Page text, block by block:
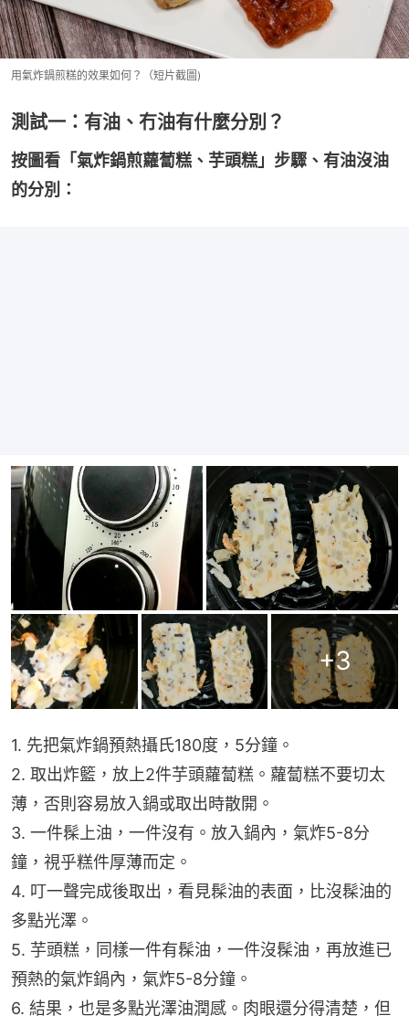
用氣炸鍋煎糕的效果如何？（短片截圖)
測試一：有油、冇油有什麼分別？
按圖看「氣炸鍋煎蘿蔔糕、芋頭糕」步驟、有油沒油
的分別：
+3
1. 先把氣炸鍋預熱攝氏180度，5分鐘。
2. 取出炸籃，放上2件芋頭蘿蔔糕。蘿蔔糕不要切太
薄，否則容易放入鍋或取出時散開。
3. 一件髹上油，一件沒有。放入鍋內，氣炸5-8分
鐘，視乎糕件厚薄而定。
4. 叮一聲完成後取出，看見髹油的表面，比沒髹油的
多點光澤。
5. 芋頭糕，同樣一件有髹油，一件沒髹油，再放進已
預熱的氣炸鍋內，氣炸5-8分鐘。
6. 結果，也是多點光澤油潤感。肉眼還分得清楚，但